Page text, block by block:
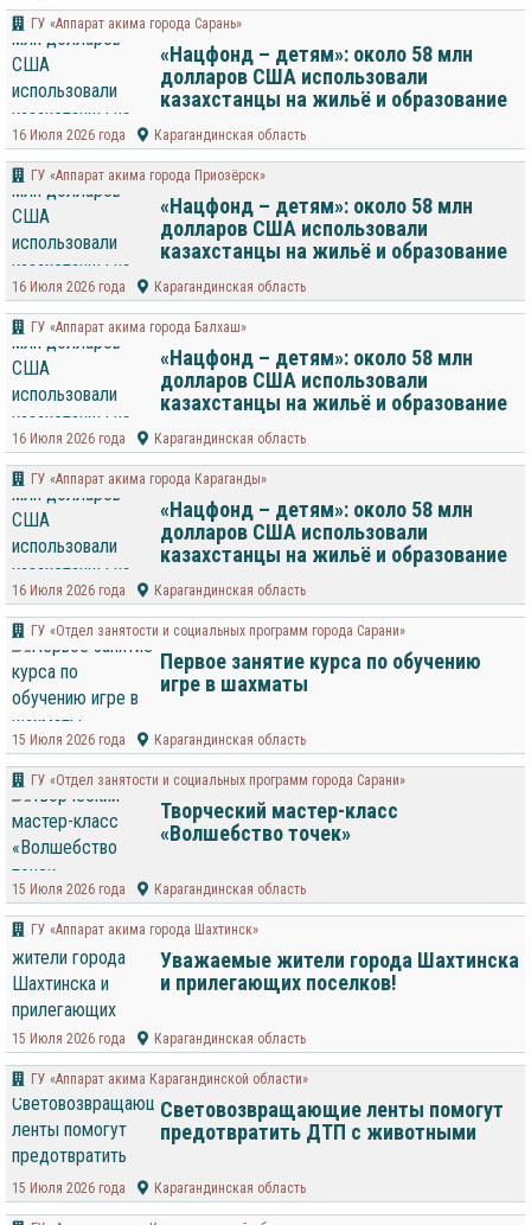
ГУ «Аппарат акима города Сарань»
«Нацфонд – детям»: около 58 млн
долларов США использовали
казахстанцы на жильё и образование
16 Июля 2026 года Карагандинская область
ГУ «Аппарат акима города Приозёрск»
«Нацфонд – детям»: около 58 млн
долларов США использовали
казахстанцы на жильё и образование
16 Июля 2026 года Карагандинская область
ГУ «Аппарат акима города Балхаш»
«Нацфонд – детям»: около 58 млн
долларов США использовали
казахстанцы на жильё и образование
16 Июля 2026 года Карагандинская область
ГУ «Аппарат акима города Караганды»
«Нацфонд – детям»: около 58 млн
долларов США использовали
казахстанцы на жильё и образование
16 Июля 2026 года Карагандинская область
ГУ «Отдел занятости и социальных программ города Сарани»
Первое занятие курса по обучению
игре в шахматы
15 Июля 2026 года Карагандинская область
ГУ «Отдел занятости и социальных программ города Сарани»
Творческий мастер-класс
«Волшебство точек»
15 Июля 2026 года Карагандинская область
ГУ «Аппарат акима города Шахтинск»
Уважаемые жители города Шахтинска
и прилегающих поселков!
15 Июля 2026 года Карагандинская область
ГУ «Аппарат акима Карагандинской области»
Световозвращающие ленты помогут
предотвратить ДТП с животными
15 Июля 2026 года Карагандинская область